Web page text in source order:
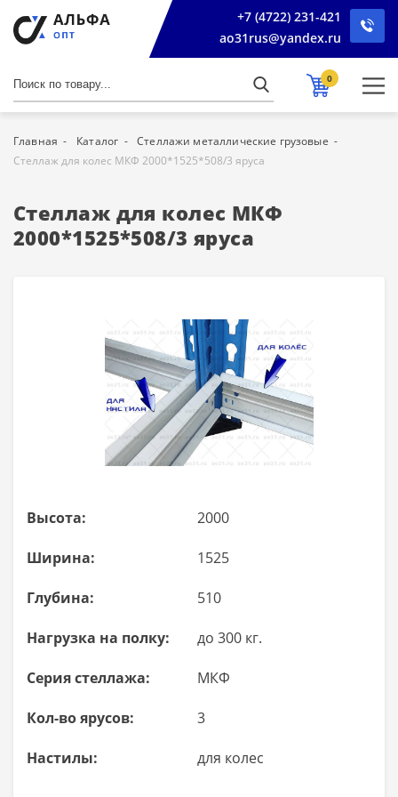
+7 (4722) 231-421
ao31rus@yandex.ru
0
Главная Каталог
Стеллажи металлические грузовые
Стеллаж для колес МКФ 2000*1525*508/3 яруса
Стеллаж для колес МКФ
2000*1525*508/3 яруса
Высота: 2000
Ширина: 1525
Глубина: 510
Нагрузка на полку: до 300 кг.
Серия стеллажа: МКФ
Кол-во ярусов: 3
Настилы: для колес